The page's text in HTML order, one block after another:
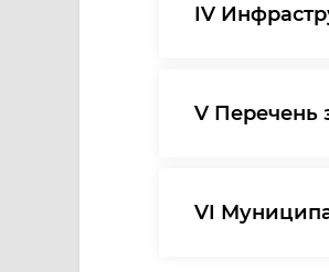
IV
V Перечень
VI